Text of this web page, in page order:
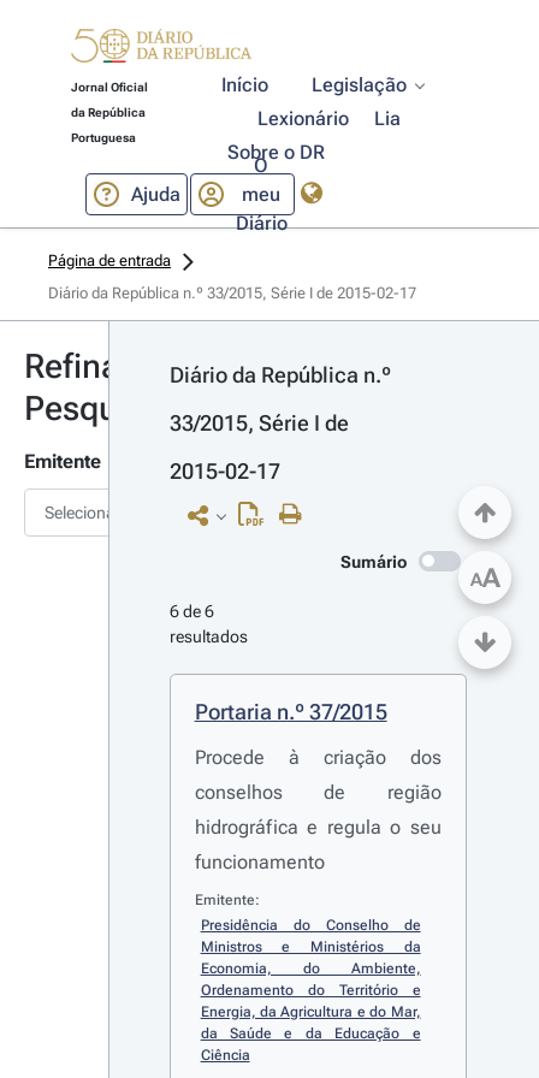
Jornal Oficial
da República
Portuguesa
Início
Legislação
Lexionário
Lia
Sobre o DR
Ajuda
O
meu
Diário
Página de entrada
Diário da República n.º 33/2015, Série I de 2015-02-17
Refinar
Pesquisa
Emitente
Selecionar
Diário da República n.º
33/2015, Série I de
2015-02-17
Sumário
6 de 6
resultados
Portaria n.º 37/2015
Procede à criação dos
conselhos de região
hidrográfica e regula o seu
funcionamento
Emitente:
Presidência do Conselho de
Ministros e Ministérios da
Economia, do Ambiente,
Ordenamento do Território e
Energia, da Agricultura e do Mar,
da Saúde e da Educação e
Ciência
AA